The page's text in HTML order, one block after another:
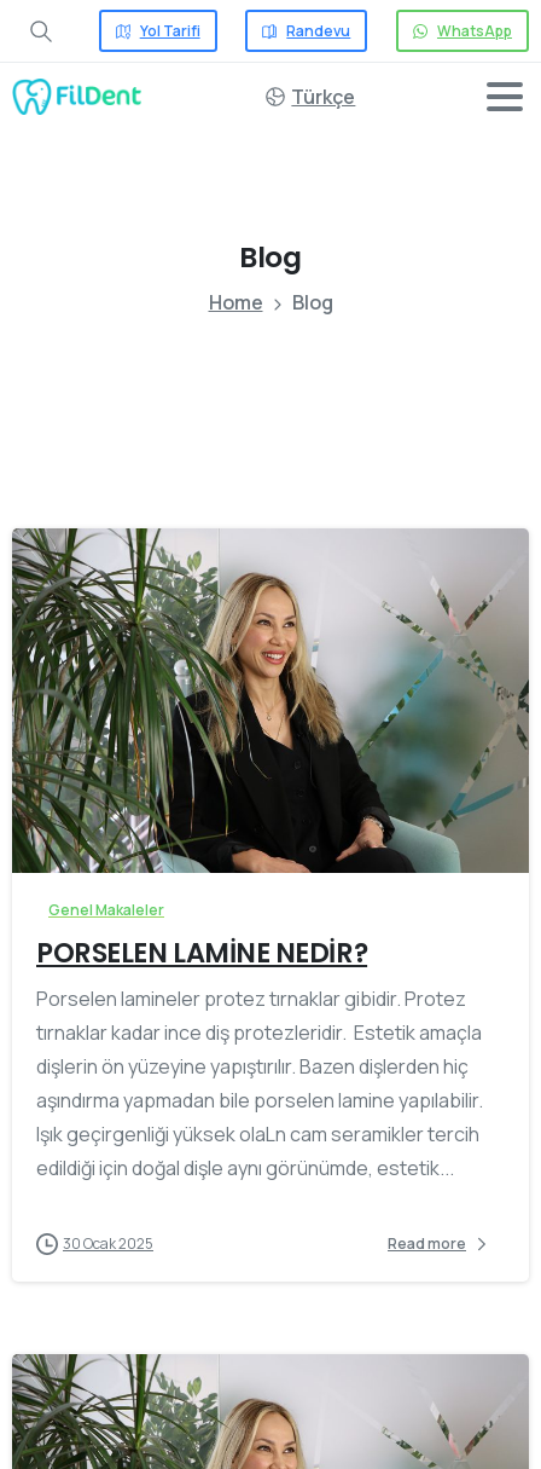
Yol Tarifi Randevu WhatsApp
Türkçe
Blog
Home Blog
Genel Makaleler
PORSELEN LAMİNE NEDİR?
Porselen lamineler protez tırnaklar gibidir. Protez
tırnaklar kadar ince diş protezleridir. Estetik amaçla
dişlerin ön yüzeyine yapıştırılır. Bazen dişlerden hiç
aşındırma yapmadan bile porselen lamine yapılabilir.
Işık geçirgenliği yüksek olaLn cam seramikler tercih
edildiği için doğal dişle aynı görünümde, estetik...
30 Ocak 2025 Read more